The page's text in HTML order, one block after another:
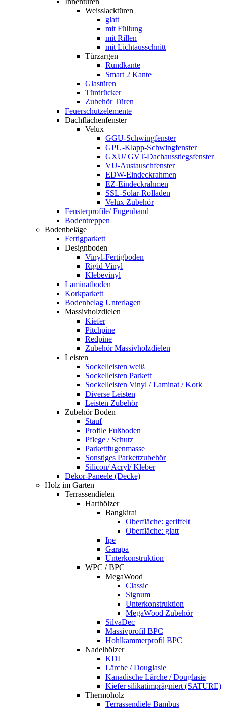
Weisslacktüren
glatt
mit Füllung
mit Rillen
mit Lichtausschnitt
Türzargen
Rundkante
Smart 2 Kante
Glastüren
Türdrücker
Zubehör Türen
Feuerschutzelemente
Dachflächenfenster
Velux
GGU-Schwingfenster
GPU-Klapp-Schwingfenster
GXU/ GVT-Dachausstiegsfenster
VU-Austauschfenster
EDW-Eindeckrahmen
EZ-Eindeckrahmen
SSL-Solar-Rolladen
Velux Zubehör
Fensterprofile/ Fugenband
Bodentreppen
Bodenbeläge
Fertigparkett
Designboden
Vinyl-Fertigboden
Rigid Vinyl
Klebevinyl
Laminatboden
Korkparkett
Bodenbelag Unterlagen
Massivholzdielen
Kiefer
Pitchpine
Redpine
Zubehör Massivholzdielen
Leisten
Sockelleisten weiß
Sockelleisten Parkett
Sockelleisten Vinyl / Laminat / Kork
Diverse Leisten
Leisten Zubehör
Zubehör Boden
Stauf
Profile Fußboden
Pflege / Schutz
Parkettfugenmasse
Sonstiges Parkettzubehör
Silicon/ Acryl/ Kleber
Dekor-Paneele (Decke)
Holz im Garten
Terrassendielen
Harthölzer
Bangkirai
Oberfläche: geriffelt
Oberfläche: glatt
Ipe
Garapa
Unterkonstruktion
WPC / BPC
MegaWood
Classic
Signum
Unterkonstruktion
MegaWood Zubehör
SilvaDec
Massivprofil BPC
Hohlkammerprofil BPC
Nadelhölzer
KDI
Lärche / Douglasie
Kanadische Lärche / Douglasie
Kiefer silikatimprägniert (SATURE)
Thermoholz
Terrassendiele Bambus